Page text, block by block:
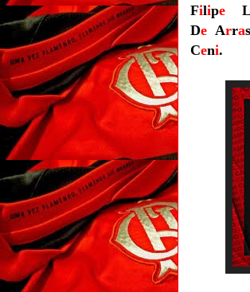
Filipe
De Arra
Ceni.